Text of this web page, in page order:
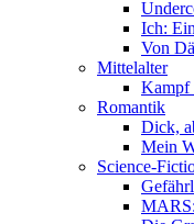
Ich:
Von
Mittelalter
Kampf
Romantik
Dick,
Mein
Science-